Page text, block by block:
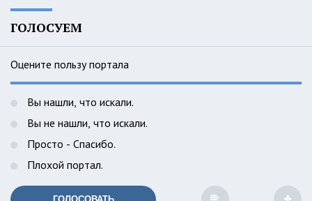
ГОЛОСУЕМ
Оцените пользу портала
Вы нашли, что искали.
Вы не нашли, что искали.
Просто - Спасибо.
Плохой портал.